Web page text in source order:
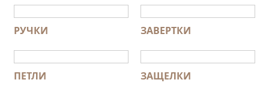
РУЧКИ ЗАВЕРТКИ
ПЕТЛИ ЗАЩЕЛКИ